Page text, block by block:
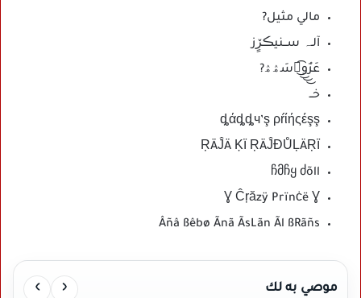
مالي مثيل?
آلـہ ســنيڪڒٍز
عَرٌو๋͜͜͜͜͡سَۿۿ?
خــ
ȡάȡȡч’ş ρŕίήςέşş
ŖÄĴÄ ĶÏ ŖÄĴĐŮĻÄŖÏ
ჩმჩყ ძõll
Ɣ Ĉŗăzÿ Prïnċë Ɣ
Ãnã ÃsLãn Ãl ßRãñs ‏‎Âñâ ßêbø
موصي به لك ‹
›